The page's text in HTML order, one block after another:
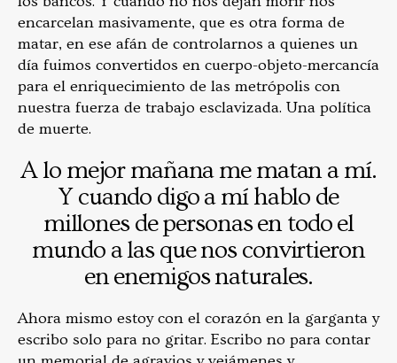
encarcelan masivamente, que es otra forma de
matar, en ese afán de controlarnos a quienes un
día fuimos convertidos en cuerpo-objeto-mercancía
para el enriquecimiento de las metrópolis con
nuestra fuerza de trabajo esclavizada. Una política
de muerte.
A lo mejor mañana me matan a mí.
Y cuando digo a mí hablo de
millones de personas en todo el
mundo a las que nos convirtieron
en enemigos naturales.
Ahora mismo estoy con el corazón en la garganta y
escribo solo para no gritar. Escribo no para contar